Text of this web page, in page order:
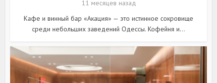
11 месяцев назад
Кафе и винный бар «Акация» — это истинное сокровище
среди небольших заведений Одессы. Кофейня и...